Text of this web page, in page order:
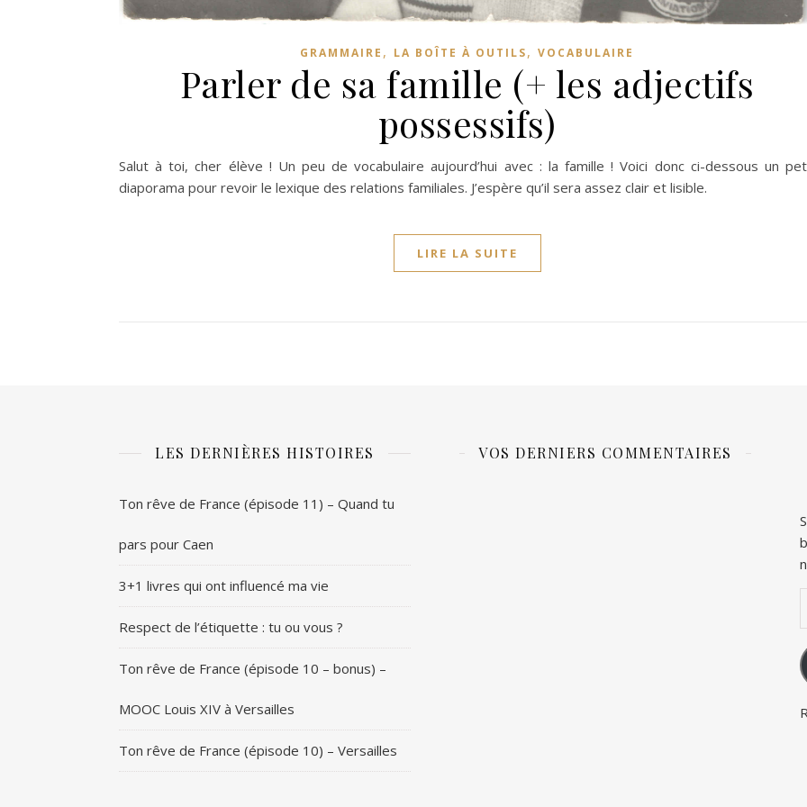
GRAMMAIRE , LA BOÎTE À OUTILS, VOCABULAIRE
Parler de sa famille (+ les adjectifs
possessifs)
Salut à toi, cher élève ! Un peu de vocabulaire aujourd’hui avec : la famille ! Voici donc ci-dessous un
diaporama pour revoir le lexique des relations familiales. J’espère qu’il sera assez clair et lisible.
LIRE LA SUITE
LES DERNIÈRES HISTOIRES
Ton rêve de France (épisode 11) – Quand tu
pars pour Caen
3+1 livres qui ont influencé ma vie
Respect de l’étiquette : tu ou vous ?
Ton rêve de France (épisode 10 – bonus) –
MOOC Louis XIV à Versailles
Ton rêve de France (épisode 10) – Versailles
VOS DERNIERS COMMENTAIRES